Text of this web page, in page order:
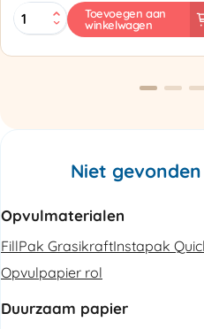
MINI
PAK'R
Refurbished
Toevoegen aan
winkelwagen
Niet
Opvulmaterialen
FillPak GrasikraftInstapak
Opvulpapier rol
Duurzaam papier